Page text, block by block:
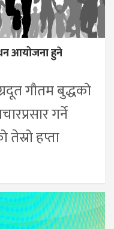
आयोजना हुने
गौतम बुद्धको
गर्ने
हप्ता